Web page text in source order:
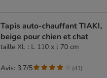
Tapis auto-chauffant TIAKI,
beige pour chien et chat
taille XL : L 110 x l 70 cm
Avis: 3.7/5 (41)